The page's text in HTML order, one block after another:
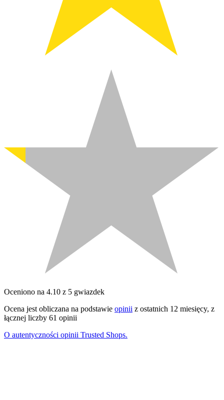
Oceniono na 4.10 z 5 gwiazdek
Ocena jest obliczana na podstawie opinii z ostatnich 12 miesięcy, z
łącznej liczby 61 opinii
O autentyczności opinii Trusted Shops.